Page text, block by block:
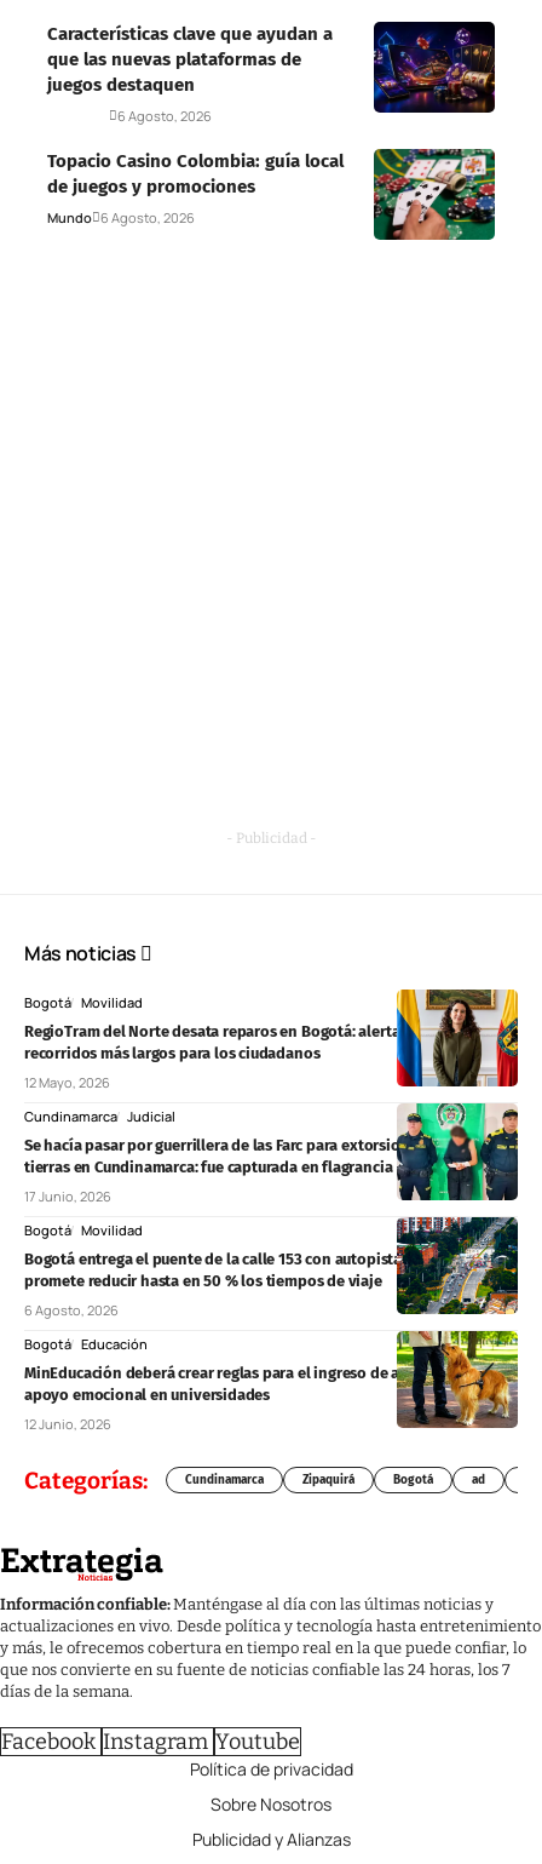
Características clave que ayudan a
que las nuevas plataformas de
juegos destaquen
6 Agosto, 2026
Topacio Casino Colombia: guía local
de juegos y promociones
Mundo 6 Agosto, 2026
- Publicidad -
Más noticias
Bogotá Movilidad
RegioTram del Norte desata reparos en Bogotá: alertan cierres, rejas y
recorridos más largos para los ciudadanos
12 Mayo, 2026
Cundinamarca Judicial
Se hacía pasar por guerrillera de las Farc para extorsionar y robar
tierras en Cundinamarca: fue capturada en flagrancia
17 Junio, 2026
Bogotá Movilidad
Bogotá entrega el puente de la calle 153 con autopista Norte y
promete reducir hasta en 50 % los tiempos de viaje
6 Agosto, 2026
Bogotá Educación
MinEducación deberá crear reglas para el ingreso de animales de
apoyo emocional en universidades
12 Junio, 2026
Categorías: Cundinamarca Zipaquirá Bogotá ad
Información confiable:Manténgase al día con las últimas noticias y
actualizaciones en vivo. Desde política y tecnología hasta entretenimiento
y más, le ofrecemos cobertura en tiempo real en la que puede confiar, lo
que nos convierte en su fuente de noticias confiable las 24 horas, los 7
días de la semana.
Facebook Instagram Youtube
Política de privacidad
Sobre Nosotros
Publicidad y Alianzas